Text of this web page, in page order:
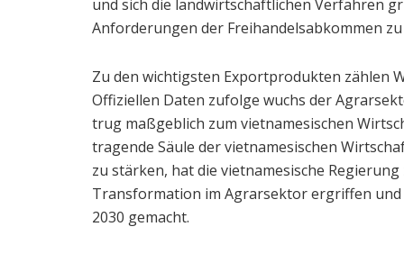
und sich die landwirtschaftlichen Verfahren
Anforderungen der Freihandelsabkommen
Zu den wichtigsten Exportprodukten zählen
Offiziellen Daten zufolge wuchs der
trug maßgeblich zum vietnamesischen
tragende Säule der vietnamesischen
zu stärken, hat die vietnamesische
Transformation im Agrarsektor ergriffen
2030 gemacht.